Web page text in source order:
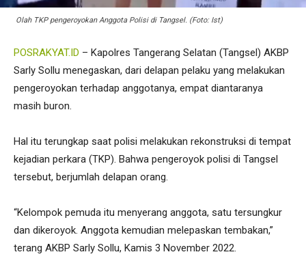
Olah TKP pengeroyokan Anggota Polisi di Tangsel. (Foto: Ist)
POSRAKYAT.ID – Kapolres Tangerang Selatan (Tangsel) AKBP
Sarly Sollu menegaskan, dari delapan pelaku yang melakukan
pengeroyokan terhadap anggotanya, empat diantaranya
masih buron.
Hal itu terungkap saat polisi melakukan rekonstruksi di tempat
kejadian perkara (TKP). Bahwa pengeroyok polisi di Tangsel
tersebut, berjumlah delapan orang.
“Kelompok pemuda itu menyerang anggota, satu tersungkur
dan dikeroyok. Anggota kemudian melepaskan tembakan,”
terang AKBP Sarly Sollu, Kamis 3 November 2022.